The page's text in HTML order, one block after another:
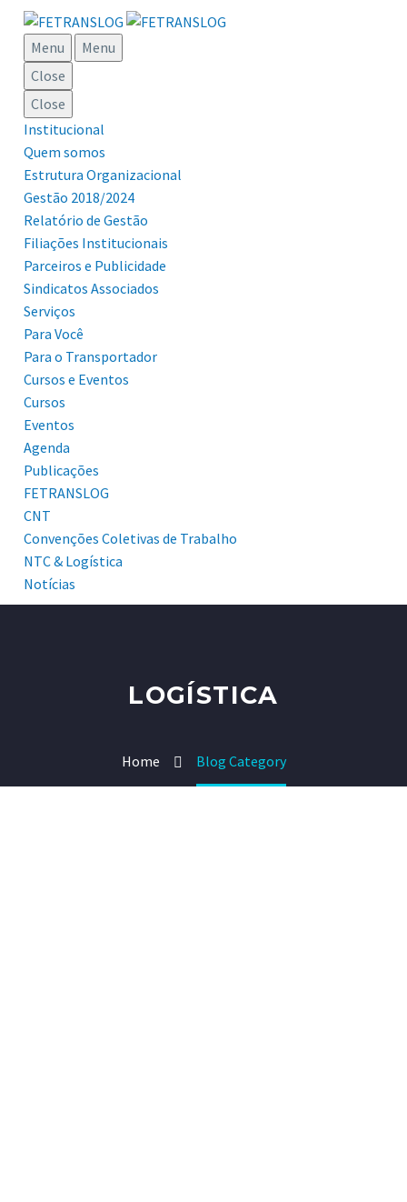
Menu
Menu
Close
Close
Institucional
Quem somos
Estrutura Organizacional
Gestão 2018/2024
Relatório de Gestão
Filiações Institucionais
Parceiros e Publicidade
Sindicatos Associados
Serviços
Para Você
Para o Transportador
Cursos e Eventos
Cursos
Eventos
Agenda
Publicações
FETRANSLOG
CNT
Convenções Coletivas de Trabalho
NTC & Logística
Notícias
LOGÍSTICA
Home Blog Category